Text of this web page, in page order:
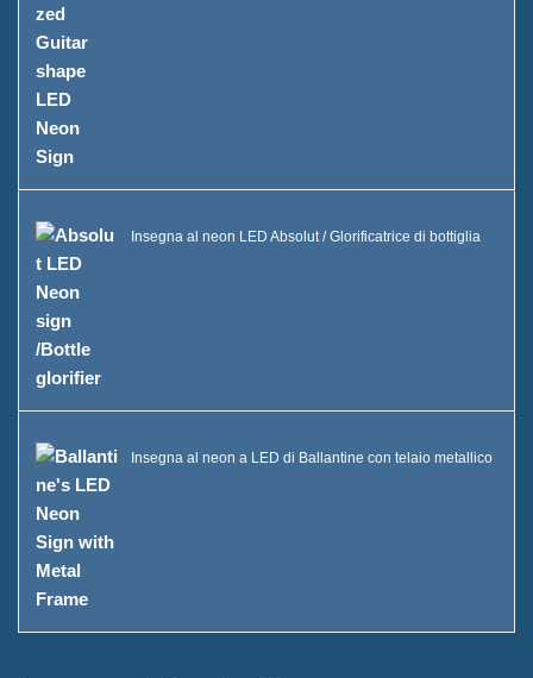
Case D
Raffreddatore di ghiaccio
rotolante Case C
Secchio di ghiaccio LED Case
Vittexa Una Bottiglia di Liquore
Esposizione
Domande frequenti
Notizie
Insegna al neon LED Absolut / Glorificatrice di bottiglia
Insegna al neon a LED di Ballantine con telaio metallico